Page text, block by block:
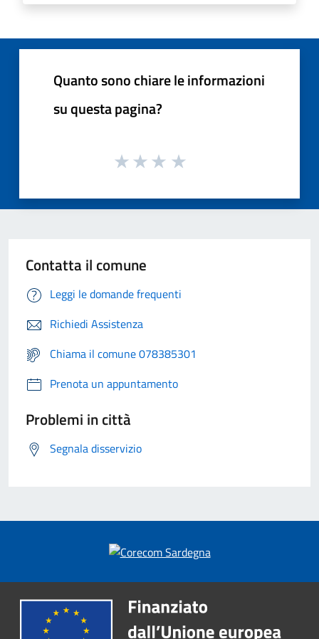
Quanto sono chiare le informazioni
su questa pagina?
Contatta il comune
Leggi le domande frequenti
Richiedi Assistenza
Chiama il comune 078385301
Prenota un appuntamento
Problemi in città
Segnala disservizio